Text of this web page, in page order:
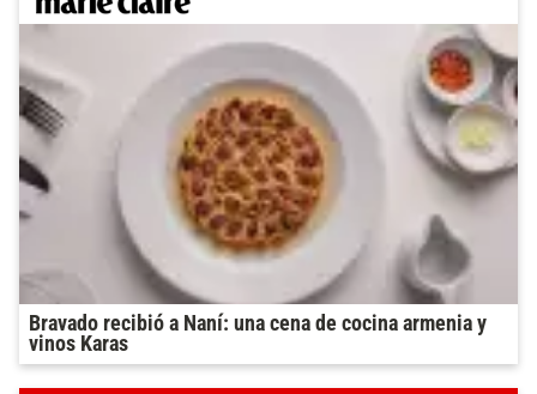
Bravado recibió a Naní: una cena de cocina armenia y
vinos Karas